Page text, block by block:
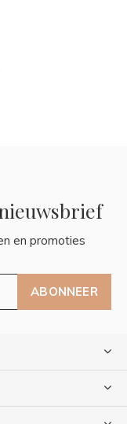
en promoties
ABONNEER